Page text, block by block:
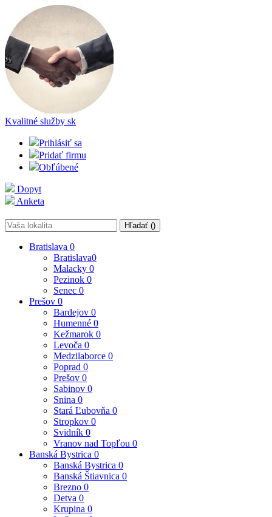
Kvalitné služby sk
Prihlásiť sa
Pridať firmu
Obľúbené
Dopyt
Anketa
Hľadať ()
Bratislava 0
Bratislava0
Malacky 0
Pezinok 0
Senec 0
Prešov 0
Bardejov 0
Humenné 0
Kežmarok 0
Levoča 0
Medzilaborce 0
Poprad 0
Prešov 0
Sabinov 0
Snina 0
Stará Ľubovňa 0
Stropkov 0
Svidník 0
Vranov nad Topľou 0
Banská Bystrica 0
Banská Bystrica 0
Banská Štiavnica 0
Brezno 0
Detva 0
Krupina 0